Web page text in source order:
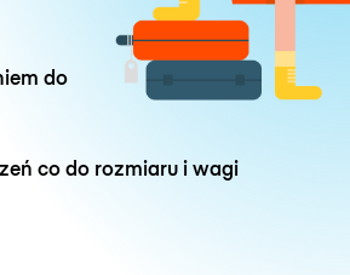
do
co do rozmiaru i wagi